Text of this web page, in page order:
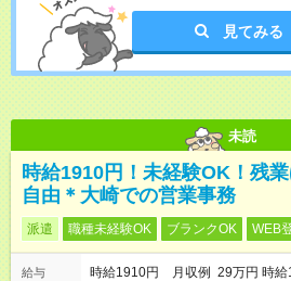
見てみる
未読
時給1910円！未経験OK！残
自由＊大崎での営業事務
派遣 職種未経験OK ブランクOK WEB
給与
時給1910円 月収例 29万円 時給